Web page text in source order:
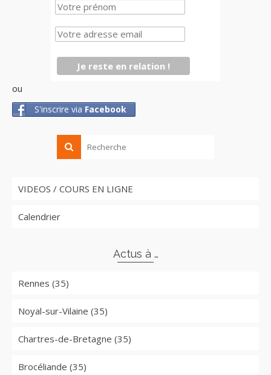
ou
S'inscrire via Facebook
VIDEOS / COURS EN LIGNE
Calendrier
Actus à …
Rennes (35)
Noyal-sur-Vilaine (35)
Chartres-de-Bretagne (35)
Brocéliande (35)